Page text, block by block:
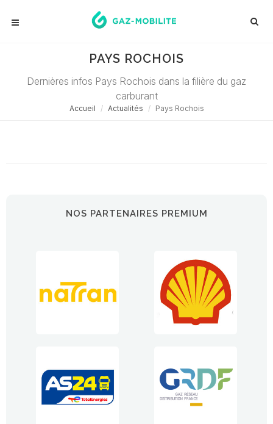
PAYS ROCHOIS
Dernières infos Pays Rochois dans la filière du gaz
carburant
Accueil Actualités Pays Rochois
NOS PARTENAIRES PREMIUM